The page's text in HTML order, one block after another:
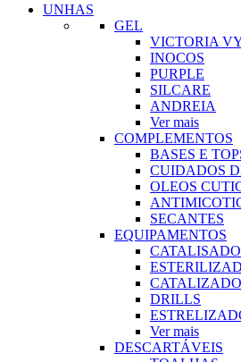
UNHAS
GEL
VICTORIA
INOCOS
PURPLE
SILCARE
ANDREIA
Ver mais
COMPLEMENTOS
BASES E
CUIDADOS
OLEOS
SECANTES
EQUIPAMENTOS
DRILLS
Ver mais
DESCARTÁVEIS